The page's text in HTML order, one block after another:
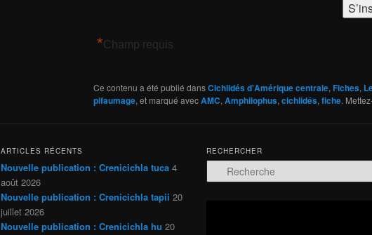
*Champ requis
Ce contenu a été publié dansCichlidés d'Amérique centrale, Fiches,
pifaumage, et marqué avecAMC, Amphilophus, cichlidés, fiche.
ARTICLES RÉCENTS
Nouvelle publication : Crenicichla tuca 4
août 2026
Nouvelle publication : Crenicichla tapii 20
juillet 2026
Nouvelle publication : Crenicichla hu 20
RECHERCHER
e